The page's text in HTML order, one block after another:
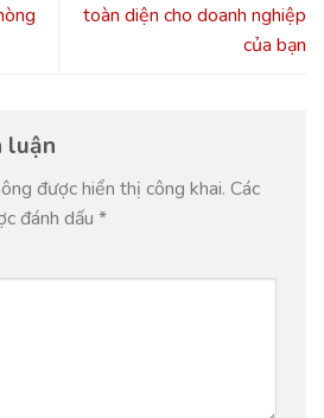
toàn diện cho doanh nghiệp
của bạn
luận
được hiển thị công khai. Các
đánh dấu *